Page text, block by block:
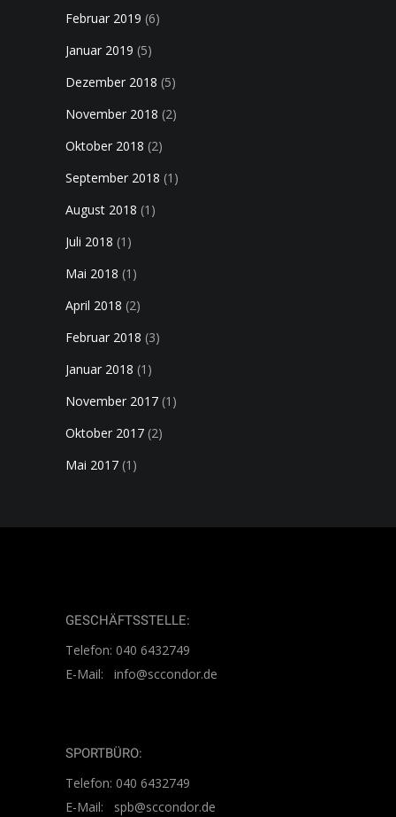
Februar 2019 (6)
Januar 2019 (5)
Dezember 2018 (5)
November 2018 (2)
Oktober 2018 (2)
September 2018 (1)
August 2018 (1)
Juli 2018 (1)
Mai 2018 (1)
April 2018 (2)
Februar 2018 (3)
Januar 2018 (1)
November 2017 (1)
Oktober 2017 (2)
Mai 2017 (1)
GESCHÄFTSSTELLE:
Telefon: 040 6432749
E-Mail: info@sccondor.de
SPORTBÜRO:
Telefon: 040 6432749
E-Mail: spb@sccondor.de